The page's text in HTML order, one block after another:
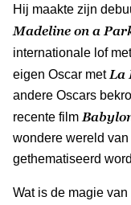
Hij maakte zijn
Madeline on a
internationale lof
eigen Oscar met La
andere Oscars
recente film
wondere wereld
gethematiseerd
Wat is de magie